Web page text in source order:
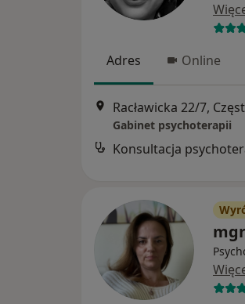
Adres Online
Racławicka 22/7,
Gabinet psychoterapii
Konsultacja